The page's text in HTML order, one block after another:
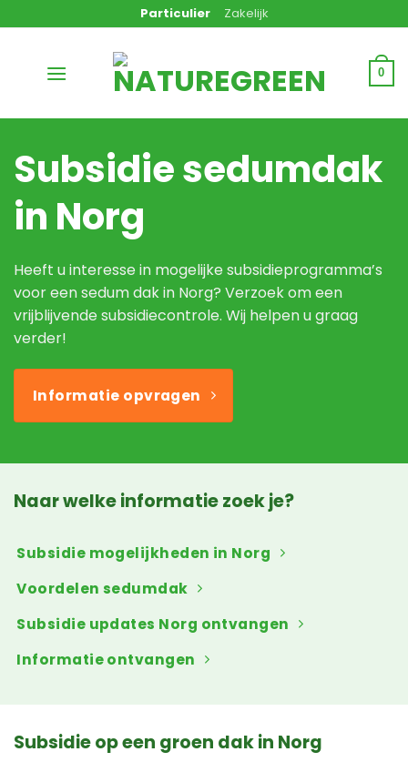
naar
Particulier Zakelijk
0
Subsidie sedumdak
in Norg
Heeft u interesse in mogelijke subsidieprogramma’s
voor een sedum dak in Norg? Verzoek om een
vrijblijvende subsidiecontrole. Wij helpen u graag
verder!
Informatie opvragen
Naar welke informatie zoek je?
Subsidie mogelijkheden in Norg
Voordelen sedumdak
Subsidie updates Norg ontvangen
Informatie ontvangen
Subsidie op een groen dak in Norg